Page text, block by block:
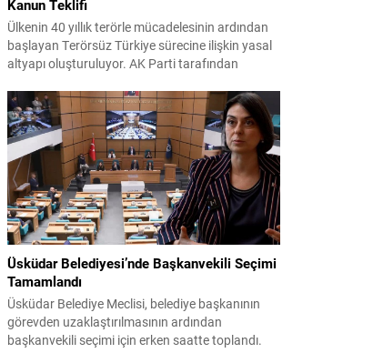
Kanun Teklifi
Ülkenin 40 yıllık terörle mücadelesinin ardından
başlayan Terörsüz Türkiye sürecine ilişkin yasal
altyapı oluşturuluyor. AK Parti tarafından
Başkanlığı’na sunulmak üzere hazırlandı ve
teklifin 12 maddelik düzenlemeleri kamuoyuyla
paylaşıldı. Hazırlanan düzenleme, örgütün fiili
varlığını sona erdirdiğinin ve tüm silah ile
mühimmatını teslim ettiğinin güvenlik
kurumlarınca tespiti...
Üsküdar Belediyesi’nde Başkanvekili Seçimi
Tamamlandı
Üsküdar Belediye Meclisi, belediye başkanının
görevden uzaklaştırılmasının ardından
başkanvekili seçimi için erken saatte toplandı.